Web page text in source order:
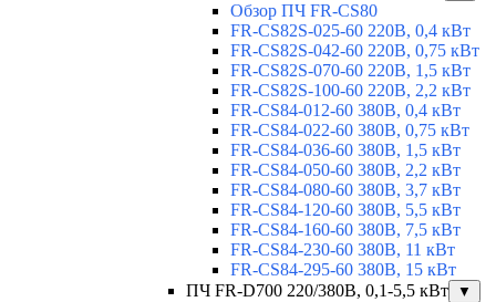
Обзор ПЧ FR-CS80
FR-CS82S-025-60 220В, 0,4 кВт
FR-CS82S-042-60 220В, 0,75 кВт
FR-CS82S-070-60 220В, 1,5 кВт
FR-CS82S-100-60 220В, 2,2 кВт
FR-CS84-012-60 380В, 0,4 кВт
FR-CS84-022-60 380В, 0,75 кВт
FR-CS84-036-60 380В, 1,5 кВт
FR-CS84-050-60 380В, 2,2 кВт
FR-CS84-080-60 380В, 3,7 кВт
FR-CS84-120-60 380В, 5,5 кВт
FR-CS84-160-60 380В, 7,5 кВт
FR-CS84-230-60 380В, 11 кВт
FR-CS84-295-60 380В, 15 кВт
ПЧ FR-D700 220/380В, 0,1-5,5 кВт
▼